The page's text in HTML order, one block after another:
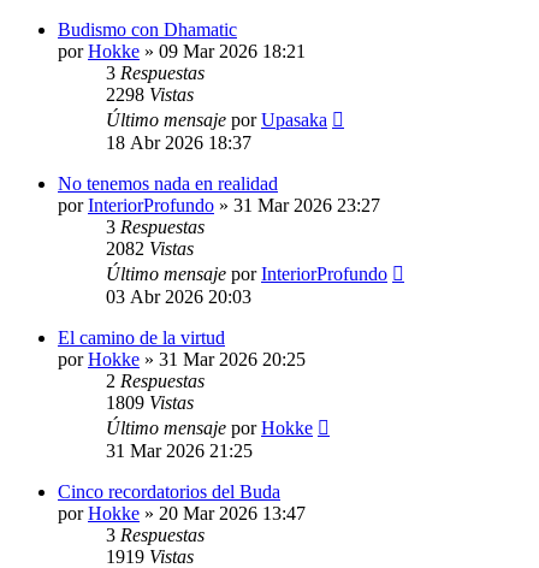
Budismo con Dhamatic
porHokke » 09 Mar 2026 18:21
3 Respuestas
2298 Vistas
Último mensaje porUpasaka
18 Abr 2026 18:37
No tenemos nada en realidad
porInteriorProfundo » 31 Mar 2026 23:27
3 Respuestas
2082 Vistas
Último mensaje porInteriorProfundo
03 Abr 2026 20:03
El camino de la virtud
porHokke » 31 Mar 2026 20:25
2 Respuestas
1809 Vistas
Último mensaje porHokke
31 Mar 2026 21:25
Cinco recordatorios del Buda
porHokke » 20 Mar 2026 13:47
3 Respuestas
1919 Vistas